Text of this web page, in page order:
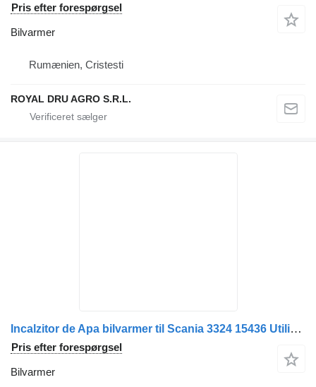
Pris efter forespørgsel
Bilvarmer
Rumænien, Cristesti
ROYAL DRU AGRO S.R.L.
Incalzitor de Apa bilvarmer til Scania 3324 15436 Utilizat lastbil
Pris efter forespørgsel
Bilvarmer